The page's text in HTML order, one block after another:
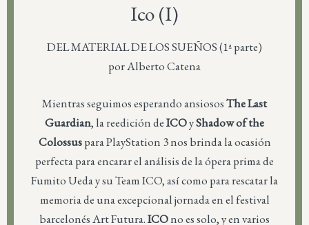
Ico (I)
DEL MATERIAL DE LOS SUEÑOS (1ª parte)
por Alberto Catena
Mientras seguimos esperando ansiososThe Last
Guardian, la reedición deICOyShadow of the
Colossuspara PlayStation 3 nos brinda la ocasión
perfecta para encarar el análisis de la ópera prima de
Fumito Ueda y su Team ICO, así como para rescatar la
memoria de una excepcional jornada en el festival
barcelonés Art Futura.ICOno es solo, y en varios